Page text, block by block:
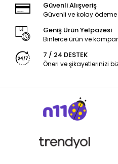
Güvenli Alışveriş
Güvenli ve kolay
Geniş Ürün Yelpazesi
Binlerce ürün ve
7 / 24 DESTEK
Öneri ve şikayetlerinizi